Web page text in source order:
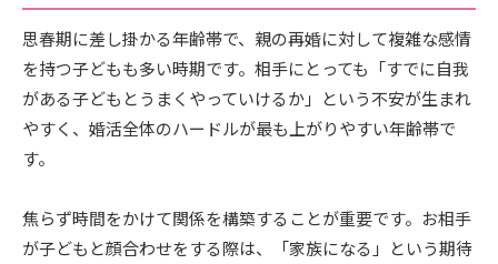
思春期に差し掛かる年齢帯で、親の再婚に対して複雑な感情
を持つ子どもも多い時期です。相手にとっても「すでに自我
がある子どもとうまくやっていけるか」という不安が生まれ
やすく、婚活全体のハードルが最も上がりやすい年齢帯で
す。
焦らず時間をかけて関係を構築することが重要です。お相手
が子どもと顔合わせをする際は、「家族になる」という期待